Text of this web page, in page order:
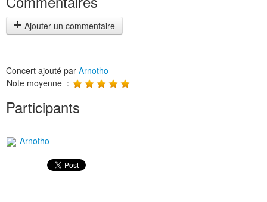
Ajouter un commentaire
Concert ajouté par Arnotho
Note moyenne :
Participants
Arnotho